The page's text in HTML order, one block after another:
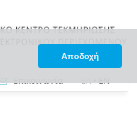
Αποδοχή
Επικοινωνία ΕΛ•EN